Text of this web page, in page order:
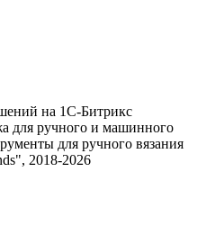
на 1С-Битрикс
для ручного и машинного
для ручного вязания
2018-2026